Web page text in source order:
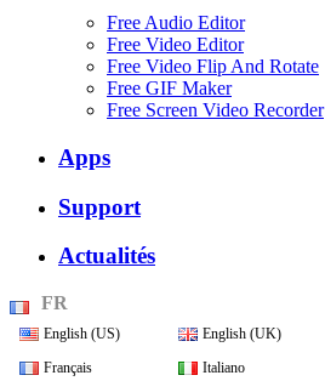
Free Audio Editor
Free Video Editor
Free Video Flip And Rotate
Free GIF Maker
Free Screen Video Recorder
Apps
Support
Actualités
FR
English (US) English (UK)
Français
Italiano